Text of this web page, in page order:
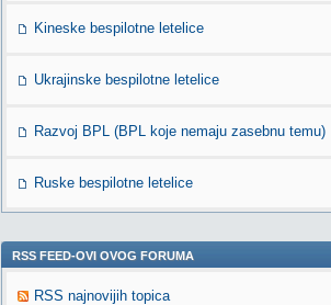
Kineske bespilotne letelice
Ukrajinske bespilotne letelice
Razvoj BPL (BPL koje nemaju zasebnu temu)
Ruske bespilotne letelice
RSS FEED-OVI OVOG FORUMA
RSS najnovijih topica